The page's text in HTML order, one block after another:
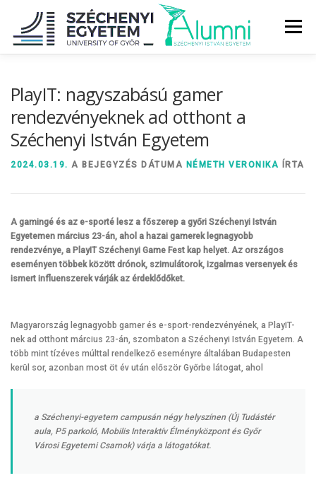
tartalomhoz
Menü
DIPLOMAÁTADÓ DIPLOMÁN TÚL
PlayIT: nagyszabású gamer
rendezvényeknek ad otthont a
Széchenyi István Egyetem
2024.03.19. A BEJEGYZÉS DÁTUMA NÉMETH VERONIKA ÍRTA
A gamingé és az e-sporté lesz a főszerep a győri Széchenyi István
Egyetemen március 23-án, ahol a hazai gamerek legnagyobb
rendezvénye, a PlayIT Széchenyi Game Fest kap helyet. Az országos
eseményen többek között drónok, szimulátorok, izgalmas versenyek és
ismert influenszerek várják az érdeklődőket.
Magyarország legnagyobb gamer és e-sport-rendezvényének, a PlayIT-
nek ad otthont március 23-án, szombaton a Széchenyi István Egyetem. A
több mint tízéves múlttal rendelkező eseményre általában Budapesten
kerül sor, azonban most öt év után először Győrbe látogat, ahol
a Széchenyi-egyetem campusán négy helyszínen (Új Tudástér
aula, P5 parkoló, Mobilis Interaktív Élményközpont és Győr
Városi Egyetemi Csarnok) várja a látogatókat.